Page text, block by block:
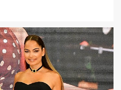
Türkiye
Gözde Demirbilek, NR1